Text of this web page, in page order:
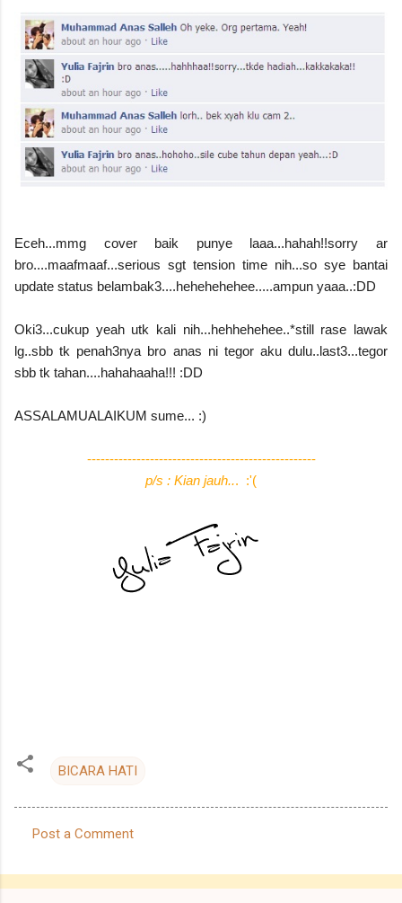
Eceh...mmg cover baik punye laaa...hahah!!sorry ar
bro....maafmaaf...serious sgt tension time nih...so sye bantai
update status belambak3....hehehehehee.....ampun yaaa..:DD
Oki3...cukup yeah utk kali nih...hehhehehee..*still rase lawak
lg..sbb tk penah3nya bro anas ni tegor aku dulu..last3...tegor
sbb tk tahan....hahahaaha!!! :DD
ASSALAMUALAIKUM sume... :)
---------------------------------------------------
p/s : Kian jauh... :'(
BICARA HATI
o
Post a Comment